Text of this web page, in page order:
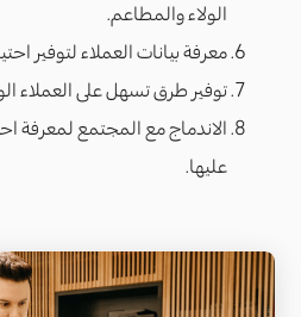
الولاء والمطاعم.
معرفة بيانات العملاء لتوفير
توفير طرق تسهل على
الاندماج مع المجتمع لمعرفة
عليها.